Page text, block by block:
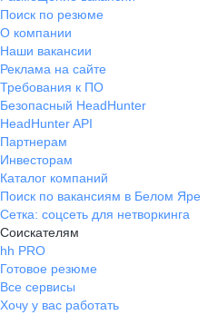
Поиск по резюме
О компании
Наши вакансии
Реклама на сайте
Требования к ПО
Безопасный HeadHunter
HeadHunter API
Партнерам
Инвесторам
Каталог компаний
Поиск по вакансиям в Белом Яре
Сетка: соцсеть для нетворкинга
Соискателям
hh PRO
Готовое резюме
Все сервисы
Хочу у вас работать